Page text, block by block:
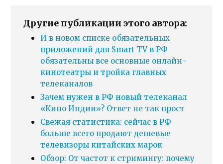
Другие публикации этого автора:
И в новом списке обязательных
приложений для Smart TV в РФ
обязательны все основные онлайн-
кинотеатры и тройка главных
телеканалов
Зачем нужен в РФ новый телеканал
«Кино Индии»? Ответ не так прост
Свежая статистика: сейчас в РФ
больше всего продают дешевые
телевизоры китайских марок
Обзор: От частот к стримингу: почему